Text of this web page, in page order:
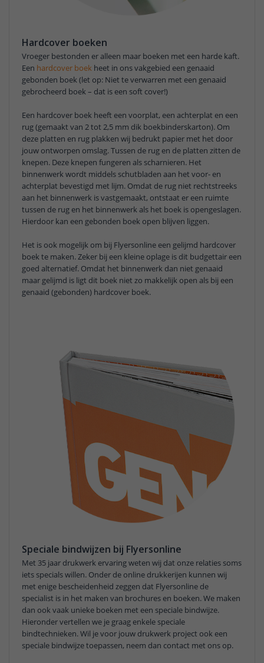
Hardcover boeken
Vroeger bestonden er alleen maar boeken met een harde kaft.
Een hardcover boek heet in ons vakgebied een genaaid
gebonden boek (let op: Niet te verwarren met een genaaid
gebrocheerd boek – dat is een soft cover!)
Een hardcover boek heeft een voorplat, een achterplat en een
rug (gemaakt van 2 tot 2,5 mm dik boekbinderskarton). Om
deze platten en rug plakken wij bedrukt papier met het door
jouw ontworpen omslag. Tussen de rug en de platten zitten de
knepen. Deze knepen fungeren als scharnieren. Het
binnenwerk wordt middels schutbladen aan het voor- en
achterplat bevestigd met lijm. Omdat de rug niet rechtstreeks
aan het binnenwerk is vastgemaakt, ontstaat er een ruimte
tussen de rug en het binnenwerk als het boek is opengeslagen.
Hierdoor kan een gebonden boek open blijven liggen.
Het is ook mogelijk om bij Flyersonline een gelijmd hardcover
boek te maken. Zeker bij een kleine oplage is dit budgettair een
goed alternatief. Omdat het binnenwerk dan niet genaaid
maar gelijmd is ligt dit boek niet zo makkelijk open als bij een
genaaid (gebonden) hardcover boek.
Speciale bindwijzen bij Flyersonline
Met 35 jaar drukwerk ervaring weten wij dat onze relaties soms
iets specials willen. Onder de online drukkerijen kunnen wij
met enige bescheidenheid zeggen dat Flyersonline de
specialist is in het maken van brochures en boeken. We maken
dan ook vaak unieke boeken met een speciale bindwijze.
Hieronder vertellen we je graag enkele speciale
bindtechnieken. Wil je voor jouw drukwerk project ook een
speciale bindwijze toepassen, neem dan contact met ons op.